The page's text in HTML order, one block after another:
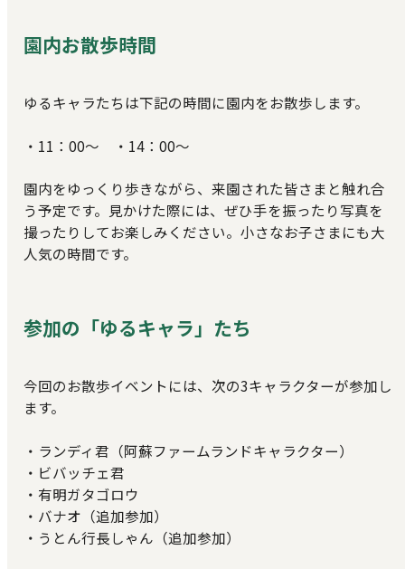
園内お散歩時間
ゆるキャラたちは下記の時間に園内をお散歩します。
・11：00～ ・14：00～
園内をゆっくり歩きながら、来園された皆さまと触れ合
う予定です。見かけた際には、ぜひ手を振ったり写真を
撮ったりしてお楽しみください。小さなお子さまにも大
人気の時間です。
参加の「ゆるキャラ」たち
今回のお散歩イベントには、次の3キャラクターが参加し
ます。
・ランディ君（阿蘇ファームランドキャラクター）
・ビバッチェ君
・有明ガタゴロウ
・バナオ（追加参加）
・うとん行長しゃん（追加参加）